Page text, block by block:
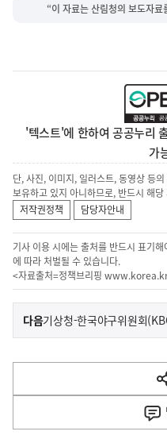
“이 자료는 산림청의 보도자
'텍스트'에 한하여 공공누리
가
단, 사진, 이미지, 일러스트, 동영상 등
보유하고 있지 아니하므로, 반드시 해
저작권정책
담당자안내
기사 이용 시에는 출처를 반드시 표기
에 따라 처벌될 수 있습니다.
<자료출처=정책브리핑
이
전
다
음
다음기
사
기상청-한국야구위원회